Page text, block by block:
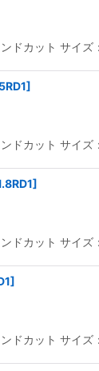
ドカット サイ
]
ドカット サイ
]
ドカット サイ
]
ドカット サイ